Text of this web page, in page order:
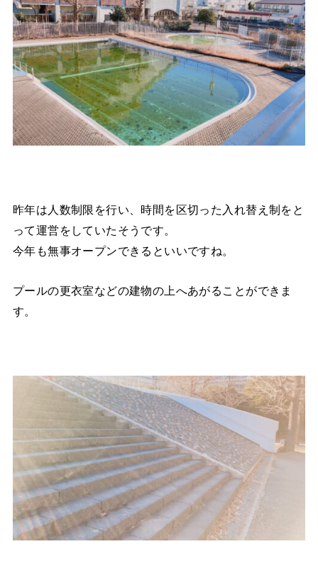
昨年は人数制限を行い、時間を区切った入れ替え制をと
って運営をしていたそうです。
今年も無事オープンできるといいですね。
プールの更衣室などの建物の上へあがることができま
す。